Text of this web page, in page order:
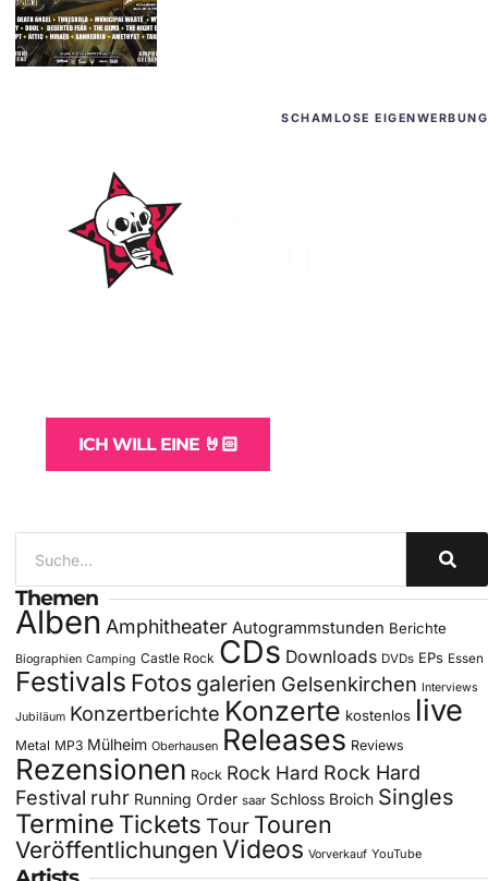
SCHAMLOSE EIGENWERBUNG
ICH WILL EINE 🤘🏻
Themen
Alben Amphitheater Autogrammstunden Berichte
Biographien Camping Castle Rock CDs Downloads DVDs EPs Essen
Festivals Fotos galerien Gelsenkirchen Interviews
Jubiläum Konzertberichte Konzerte kostenlos live
Metal MP3 Mülheim Oberhausen Releases Reviews
Rezensionen Rock Rock Hard Rock Hard
Festival ruhr Running Order saar Schloss Broich Singles
Termine Tickets Tour Touren
Veröffentlichungen Videos Vorverkauf YouTube